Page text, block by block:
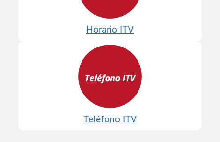
Horario ITV
Teléfono ITV